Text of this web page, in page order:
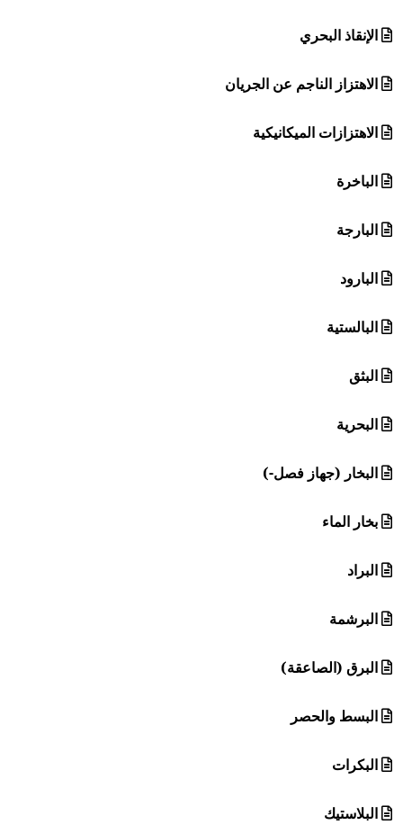
الإنقاذ البحري
الاهتزاز الناجم عن الجريان
الاهتزازات الميكانيكية
الباخرة
البارجة
البارود
البالستية
البثق
البحرية
البخار (جهاز فصل-)
بخار الماء
البراد
البرشمة
البرق (الصاعقة)
البسط والحصر
البكرات
البلاستيك